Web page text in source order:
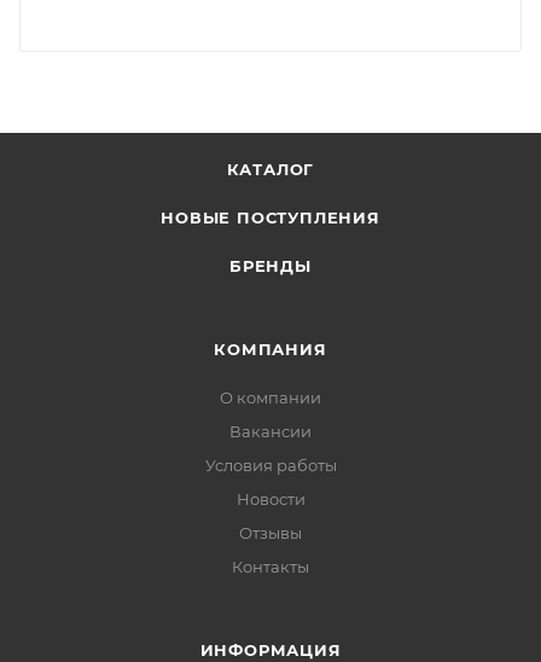
КАТАЛОГ
НОВЫЕ ПОСТУПЛЕНИЯ
БРЕНДЫ
КОМПАНИЯ
О компании
Вакансии
Условия работы
Новости
Отзывы
Контакты
ИНФОРМАЦИЯ